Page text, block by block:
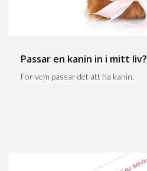
Passar en kanin in i mitt liv?
För vem passar det att ha kanin.